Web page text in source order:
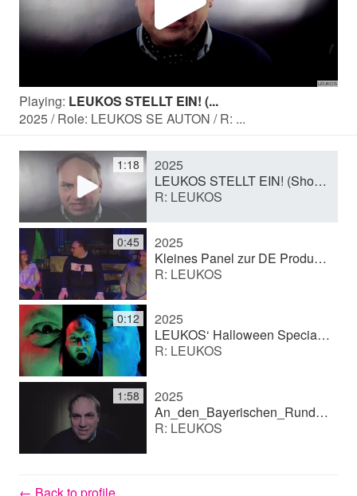
P
l
a
y
V
i
d
e
Playing: LEUKOS STELLT EIN! (...
2025 / Role: LEUKOS SE AUTON / R: ...
1:18
2025
LEUKOS STELLT EIN! (Short film)
R: LEUKOS
0:45
2025
Kleines Panel zur DE Produktion 2025 (Opening remarks)
R: LEUKOS
0:12
2025
LEUKOS‘ Halloween Special in Breitbild.mov
R: LEUKOS
1:58
2025
An_den_Bayerischen_Rundfunk.mov
R: LEUKOS